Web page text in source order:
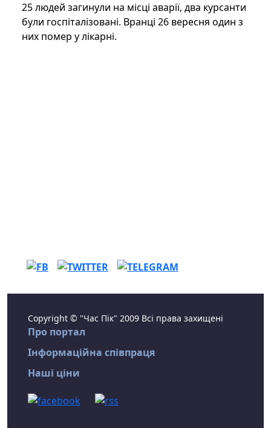
25 людей загинули на місці аварії, два курсанти
були госпіталізовані. Вранці 26 вересня один з
них помер у лікарні.
Copyright © "Час Пік" 2009 Всі права захищені
Про портал
Інформаційна співпраця
Наші ціни